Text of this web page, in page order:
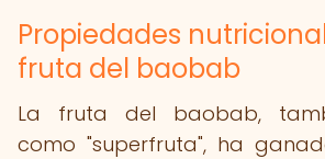
Propiedades
fruta del baobab
La fruta del baobab,
como "superfruta", ha